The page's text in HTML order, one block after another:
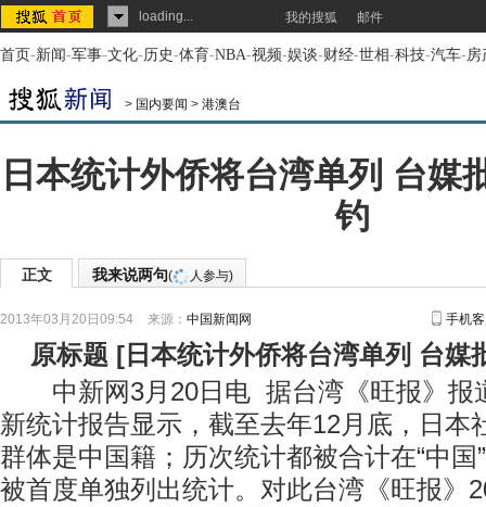
loading... 我的搜狐 邮件
首页-新闻-军事-文化-历史-体育-NBA-视频-娱谈-财经-世相-科技-汽车-房
> 国内要闻 > 港澳台
日本统计外侨将台湾单列 台媒
钓
正文 我来说两句( 人参与)
2013年03月20日09:54 来源： 中国新闻网 手机
原标题 [ 日本统计外侨将台湾单列 台媒
中新网3月20日电 据台湾《旺报》报
新统计报告显示，截至去年12月底，日本
群体是中国籍；历次统计都被合计在“中国
被首度单独列出统计。对此台湾《旺报》